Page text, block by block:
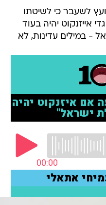
לשעבר כי לשיטתו
אייזנקוט יהיה בעוד
- במילים עדינות, לא